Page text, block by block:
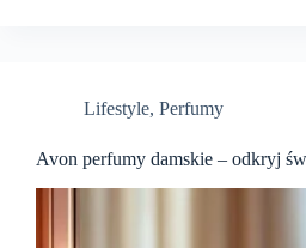
Lifestyle, Perfumy
Avon perfumy damskie – odkryj